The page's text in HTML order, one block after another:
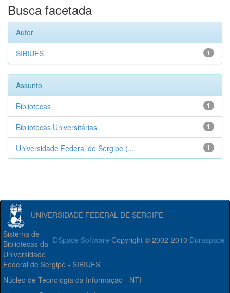
Busca facetada
Autor
1
SIBIUFS
Assunto
1
Bibliotecas
1
Bibliotecas Universitárias
1
Universidade Federal de Sergipe (...
UNIVERSIDADE FEDERAL DE SERGIPE
DSpace Software Copyright © 2002-2010 Duraspace
Sistema de
Bibliotecas da
Universidade
Federal de Sergipe - SIBIUFS
Núcleo de Tecnologia da Informação - NTI